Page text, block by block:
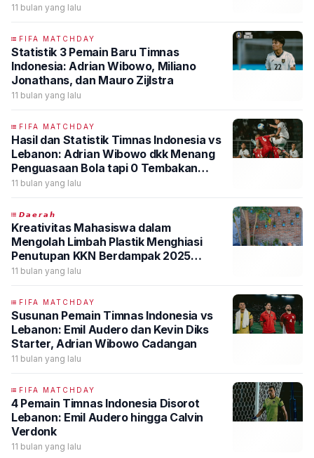
11 bulan yang lalu
FIFA MATCHDAY
Statistik 3 Pemain Baru Timnas
Indonesia: Adrian Wibowo, Miliano
Jonathans, dan Mauro Zijlstra
11 bulan yang lalu
FIFA MATCHDAY
Hasil dan Statistik Timnas Indonesia vs
Lebanon: Adrian Wibowo dkk Menang
Penguasaan Bola tapi 0 Tembakan
Akurat
11 bulan yang lalu
𝘿𝙖𝙚𝙧𝙖𝙝
Kreativitas Mahasiswa dalam
Mengolah Limbah Plastik Menghiasi
Penutupan KKN Berdampak 2025
UPNVJT
11 bulan yang lalu
FIFA MATCHDAY
Susunan Pemain Timnas Indonesia vs
Lebanon: Emil Audero dan Kevin Diks
Starter, Adrian Wibowo Cadangan
11 bulan yang lalu
FIFA MATCHDAY
4 Pemain Timnas Indonesia Disorot
Lebanon: Emil Audero hingga Calvin
Verdonk
11 bulan yang lalu